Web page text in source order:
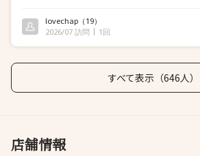
lovechap （19）
2026/07 訪問
1回
すべて表示（646人）
店舗情報